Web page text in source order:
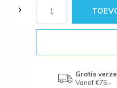
Gratis
Vanaf €75,-